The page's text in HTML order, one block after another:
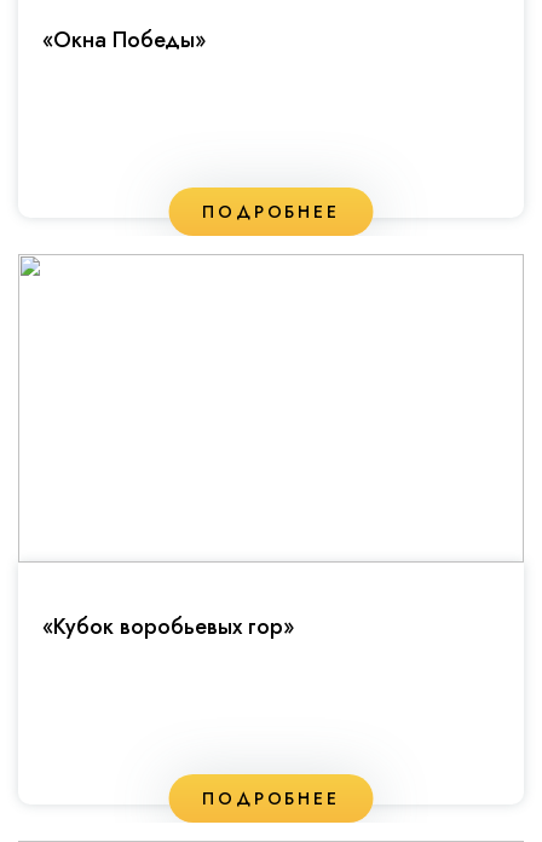
«Окна Победы»
ПОДРОБНЕЕ
«Кубок воробьевых гор»
ПОДРОБНЕЕ